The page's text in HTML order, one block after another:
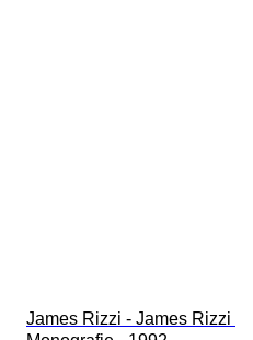
James Rizzi - James Rizzi